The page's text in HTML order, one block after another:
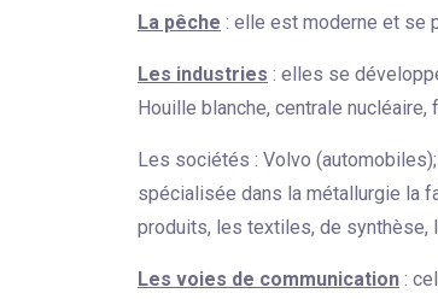
La pêche : elle est moderne et se
Les industries : elles se
Houille blanche, centrale nucléaire,
Les sociétés : Volvo
spécialisée dans la métallurgie la
produits, les textiles, de synthèse,
Les voies de communication :